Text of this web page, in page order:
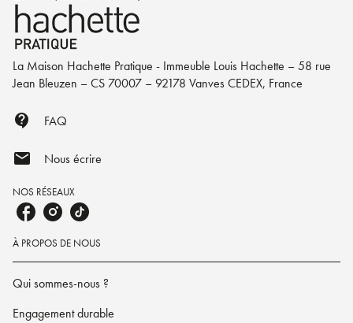
La Maison Hachette Pratique - Immeuble Louis Hachette – 58 rue
Jean Bleuzen – CS 70007 – 92178 Vanves CEDEX, France
contact_support FAQ
mail Nous écrire
NOS RÉSEAUX
À PROPOS DE NOUS
Qui sommes-nous ?
Engagement durable